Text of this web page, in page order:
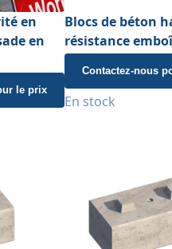
en
en
le prix
Blocs de béton
résistance
Contactez-nous
En stock